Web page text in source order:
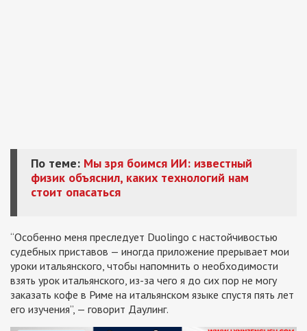
По теме: Мы зря боимся ИИ: известный
физик объяснил, каких технологий нам
стоит опасаться
“Особенно меня преследует Duolingo с настойчивостью
судебных приставов — иногда приложение прерывает мои
уроки итальянского, чтобы напомнить о необходимости
взять урок итальянского, из-за чего я до сих пор не могу
заказать кофе в Риме на итальянском языке спустя пять лет
его изучения”, — говорит Даулинг.